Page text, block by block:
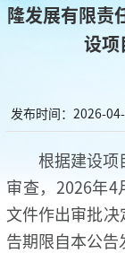
隆发展有限责
设项
发布时间：2026-
根据建设项
审查，2026年
文件作出审批
告期限自本公告